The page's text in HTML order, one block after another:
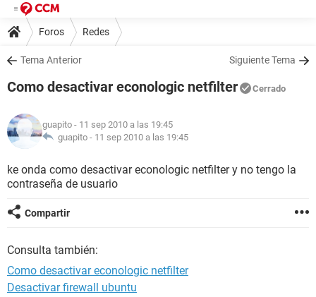
Foros Redes
Tema Anterior Siguiente Tema
Como desactivar econologic netfilter Cerrado
guapito - 11 sep 2010 a las 19:45
guapito - 11 sep 2010 a las 19:45
ke onda como desactivar econologic netfilter y no tengo la
contraseña de usuario
Compartir
Consulta también:
Como desactivar econologic netfilter
Desactivar firewall ubuntu